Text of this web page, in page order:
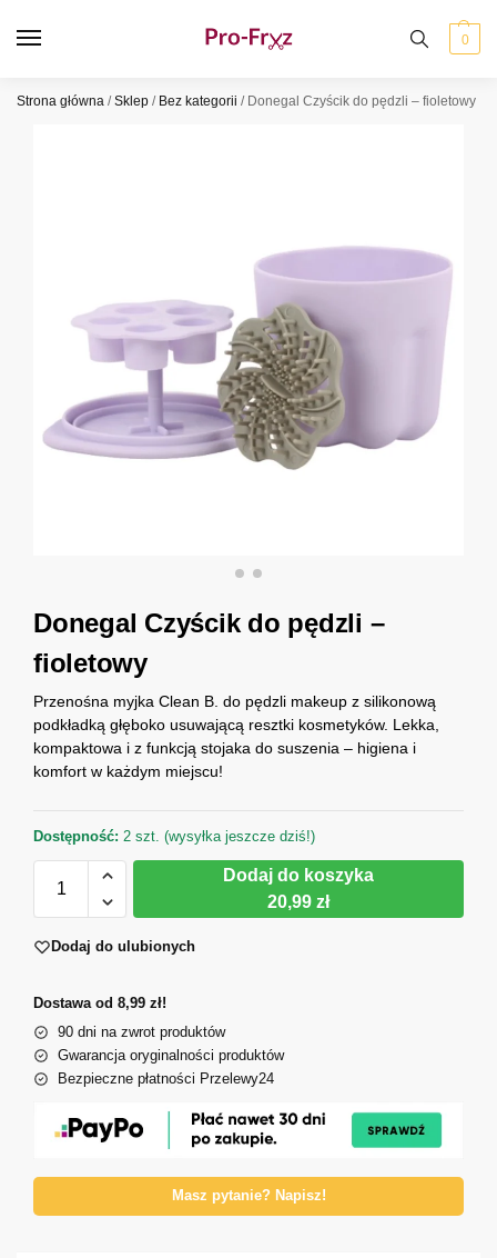
0
Strona główna /Sklep / Bez kategorii / Donegal Czyścik do pędzli – fioletowy
Donegal Czyścik do pędzli –
fioletowy
Przenośna myjka Clean B. do pędzli makeup z silikonową
podkładką głęboko usuwającą resztki kosmetyków. Lekka,
kompaktowa i z funkcją stojaka do suszenia – higiena i
komfort w każdym miejscu!
Dostępność: 2 szt. (wysyłka jeszcze dziś!)
Dodaj do koszyka
20,99 zł
Dodaj do ulubionych
Dostawa od 8,99 zł!
90 dni na zwrot produktów
Gwarancja oryginalności produktów
Bezpieczne płatności Przelewy24
Masz pytanie? Napisz!